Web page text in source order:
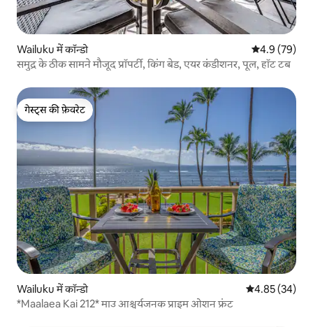
Wailuku में कॉन्डो औसत रेटिंग 5 में
4.9 (79)
समुद्र के ठीक सामने मौजूद प्रॉपर्टी, किंग बेड, एयर कंडीशनर, पूल, हॉट टब
गेस्ट्स की फ़ेवरेट
गेस्ट्स की फ़ेवरेट
Wailuku में कॉन्डो औसत रेटिंग 5 में
4.85 (34)
*Maalaea Kai 212* माउ आश्चर्यजनक प्राइम ओशन फ्रंट